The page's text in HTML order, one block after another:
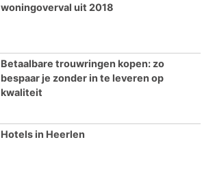
woningoverval uit 2018
Betaalbare trouwringen kopen: zo
bespaar je zonder in te leveren op
kwaliteit
Hotels in Heerlen